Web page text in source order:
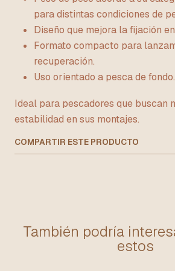
para distintas condiciones de
Diseño que mejora la fijación
Formato compacto para
recuperación.
Uso orientado a pesca de fondo.
Ideal para pescadores que buscan
estabilidad en sus montajes.
COMPARTIR ESTE PRODUCTO
También podría
estos